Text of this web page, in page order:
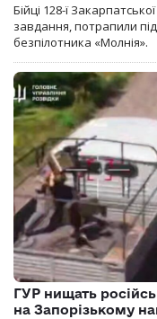
Бійці 128-ї
завдання, потрапили
безпілотника «Молнія».
ГУР нищать
на Запорізькому